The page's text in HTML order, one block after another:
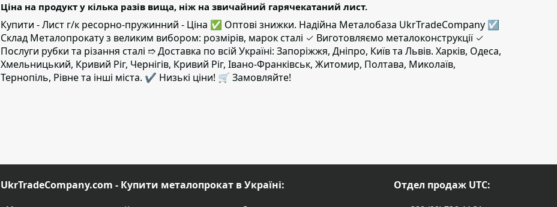
Ціна на продукт у кілька разів вища, ніж на звичайний гарячекатаний лист.
Купити - Лист г/к ресорно-пружинний - Ціна ✅️ Оптові знижки. Надійна Металобаза UkrTradeCompany ☑
Склад Металопрокату з великим вибором: розмірів, марок сталі ✓ Виготовляємо металоконструкції ✓
Послуги рубки та різання сталі ➱ Доставка по всій Україні: Запоріжжя, Дніпро, Київ та Львів. Харків, Одеса,
Хмельницький, Кривий Ріг, Чернігів, Кривий Ріг, Івано-Франківськ, Житомир, Полтава, Миколаїв,
Тернопіль, Рівне та інші міста. ✔️ Низькі ціни! 🛒 Замовляйте!
UkrTradeCompany.com - Купити металопрокат в Україні: Отдел продаж UTC: